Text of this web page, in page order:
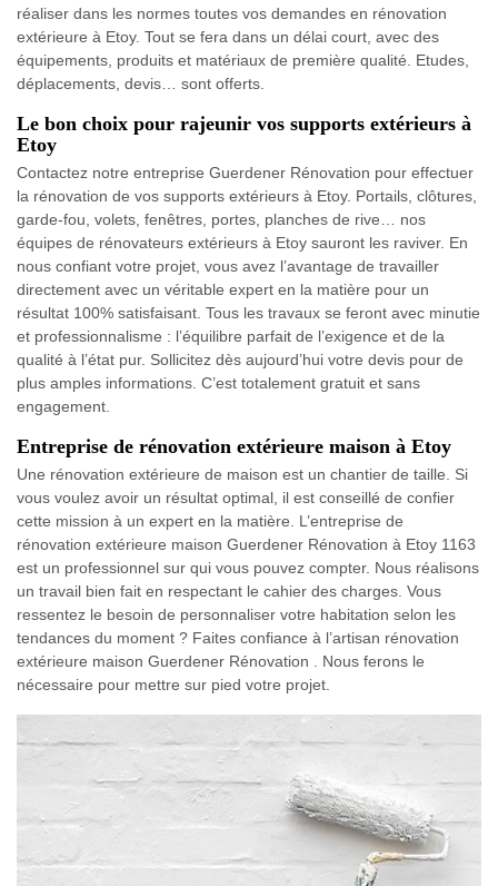
réaliser dans les normes toutes vos demandes en rénovation
extérieure à Etoy. Tout se fera dans un délai court, avec des
équipements, produits et matériaux de première qualité. Etudes,
déplacements, devis… sont offerts.
Le bon choix pour rajeunir vos supports extérieurs à
Etoy
Contactez notre entreprise Guerdener Rénovation pour effectuer
la rénovation de vos supports extérieurs à Etoy. Portails, clôtures,
garde-fou, volets, fenêtres, portes, planches de rive… nos
équipes de rénovateurs extérieurs à Etoy sauront les raviver. En
nous confiant votre projet, vous avez l’avantage de travailler
directement avec un véritable expert en la matière pour un
résultat 100% satisfaisant. Tous les travaux se feront avec minutie
et professionnalisme : l’équilibre parfait de l’exigence et de la
qualité à l’état pur. Sollicitez dès aujourd’hui votre devis pour de
plus amples informations. C’est totalement gratuit et sans
engagement.
Entreprise de rénovation extérieure maison à Etoy
Une rénovation extérieure de maison est un chantier de taille. Si
vous voulez avoir un résultat optimal, il est conseillé de confier
cette mission à un expert en la matière. L’entreprise de
rénovation extérieure maison Guerdener Rénovation à Etoy 1163
est un professionnel sur qui vous pouvez compter. Nous réalisons
un travail bien fait en respectant le cahier des charges. Vous
ressentez le besoin de personnaliser votre habitation selon les
tendances du moment ? Faites confiance à l’artisan rénovation
extérieure maison Guerdener Rénovation . Nous ferons le
nécessaire pour mettre sur pied votre projet.